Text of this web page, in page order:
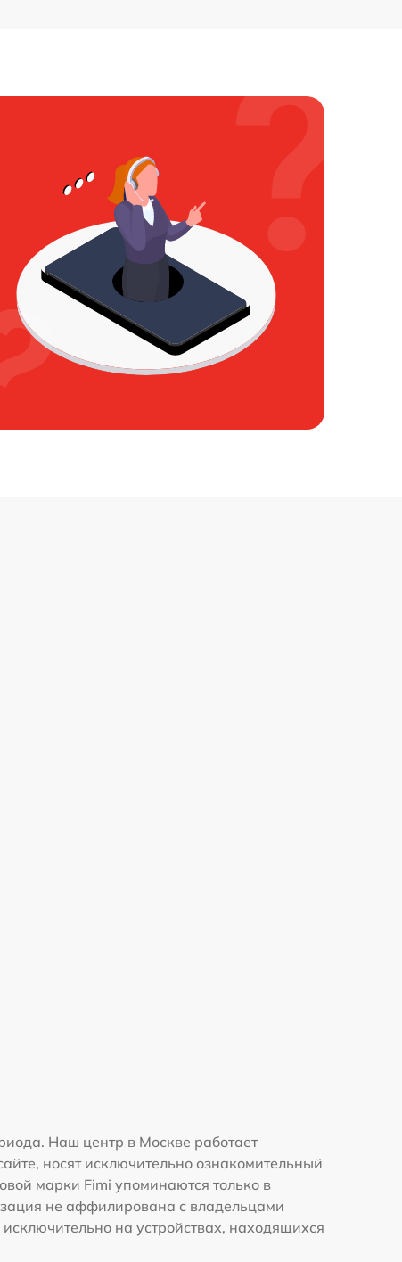
Наш центр в Москве работает
носят исключительно ознакомительный
марки Fimi упоминаются только в
не аффилирована с владельцами
на устройствах, находящихся